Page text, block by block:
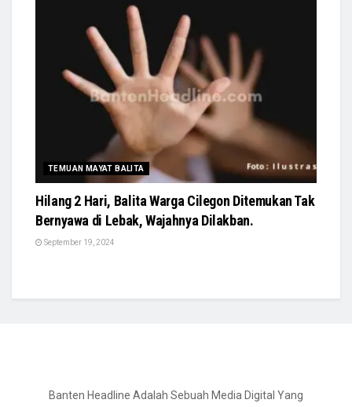
TEMUAN MAYAT BALITA
Hilang 2 Hari, Balita Warga Cilegon Ditemukan Tak
Bernyawa di Lebak, Wajahnya Dilakban.
September 19, 2024
Banten Headline Adalah Sebuah Media Digital Yang